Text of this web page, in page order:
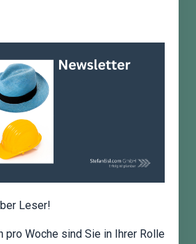
Leser!
pro Woche sind Sie in Ihrer Rolle